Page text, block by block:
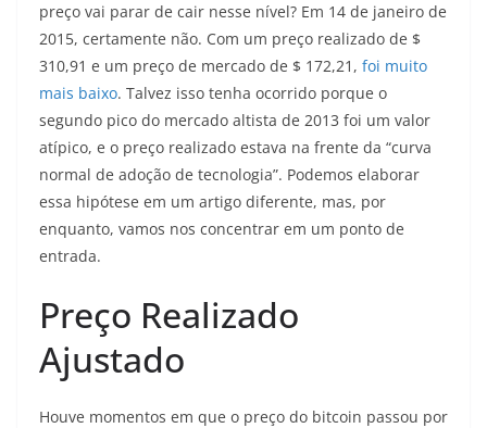
preço vai parar de cair nesse nível? Em 14 de janeiro de
2015, certamente não. Com um preço realizado de $
310,91 e um preço de mercado de $ 172,21, foi muito
mais baixo. Talvez isso tenha ocorrido porque o
segundo pico do mercado altista de 2013 foi um valor
atípico, e o preço realizado estava na frente da “curva
normal de adoção de tecnologia”. Podemos elaborar
essa hipótese em um artigo diferente, mas, por
enquanto, vamos nos concentrar em um ponto de
entrada.
Preço Realizado
Ajustado
Houve momentos em que o preço do bitcoin passou por